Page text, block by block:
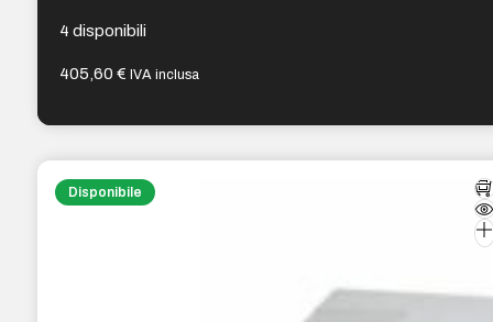
4 disponibili
405,60€ IVA inclusa
Disponibile